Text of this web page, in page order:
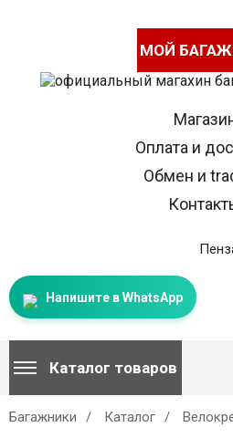
МОЙ
Оплата и
Обмен и
Напишите в WhatsApp
Каталог товаров
Багажники Каталог